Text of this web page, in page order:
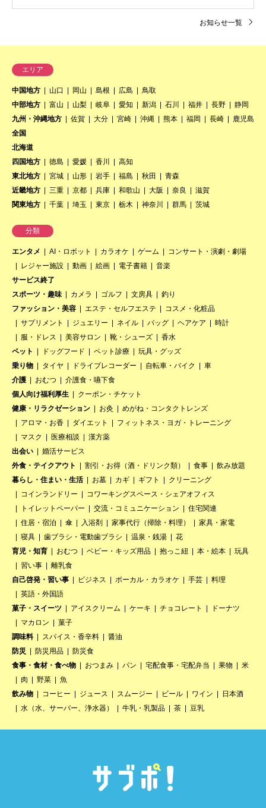
お知らせ一覧
エリア
中国地方 山口 岡山 島根 広島
鳥取
中部地方
富山 山梨 岐阜 愛知 新潟 石川 福井 長野
静岡
九州・沖縄地方
佐賀 大分 宮崎 沖縄 熊本 福岡 長崎
鹿児島
全国
北海道
四国地方
徳島 愛媛 香川
高知
東北地方
宮城 山形 岩手 福島 秋田
青森
近畿地方
三重 京都 兵庫 和歌山 大阪 奈良
滋賀
関東地方
千葉 埼玉 東京 栃木 神奈川 群馬 茨城
分類
エンタメ AI・ロボット カラオケ ゲーム
コンサート・演劇・劇場
レジャー施設
動画 絵画 電子書籍
音楽
サービス終了
スポーツ・趣味
カメラ ゴルフ 文房具
釣り
ファッション・美容
エステ・セルフエステ
コスメ・化粧品
サプリメント
ジュエリー ネイル バッグ ヘアケア
時計
服・ドレス
美容サロン 靴・シューズ
香水
ペット
ドッグフード ペット診療
玩具・グッズ
乗り物
タイヤ ドライブレコーダー 自転車・バイク
車
介護
おむつ
介護食・嚥下食
個人向け福利厚生
クーポン・チケット
健康・リラクゼーション
お灸
めがね・コンタクトレンズ
アロマ・お香
ダイエット
フィットネス・ヨガ・トレーニング
マスク
医療相談
漢方薬
出会い
婚活サービス
外食・テイクアウト
割引・お得（酒・ドリンク類） 食事
飲み放題
暮らし・住まい・生活
お墓 カギ ギフト
クリーニング
コインランドリー
コワーキングスペース・シェアオフィス
トイレットペーパー
交流・コミュニケーション
住宅関連
住居・宿泊
傘 入浴剤 家事代行（掃除・料理）
家具・家電
寝具
歯ブラシ・電動歯ブラシ 温泉・銭湯
花
育児・知育
おむつ ベビー・キッズ用品 抱っこ紐 本・絵本
玩具
習い事
離乳食
自己啓発・習い事
ビジネス ボーカル・カラオケ 手芸
料理
英語・外国語
菓子・スイーツ
アイスクリーム ケーキ チョコレート
ドーナツ
マカロン
菓子
調味料
スパイス・香辛料
醤油
防災
防災用品
防災食
食事・食材・食べ物
おつまみ パン 宅配食事・宅配弁当 果物
米
肉
野菜
魚
飲み物
コーヒー ジュース スムージー ビール ワイン
日本酒
水（水、サーバー、浄水器）
牛乳・乳製品 茶 豆乳